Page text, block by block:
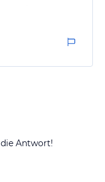
Zimmer
einen
Antwort!